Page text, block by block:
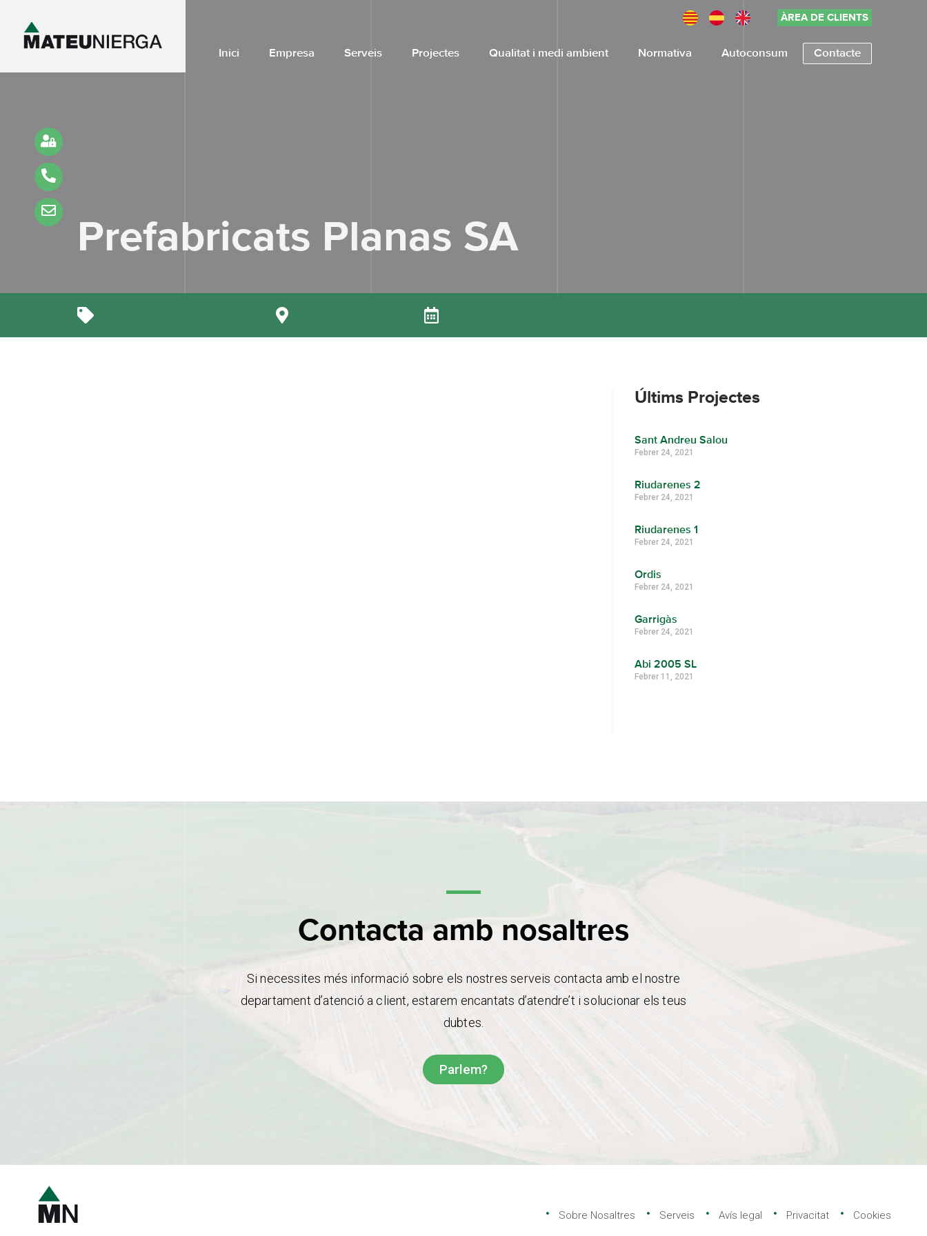
ÀREA DE CLIENTS
Inici Empresa Serveis Projectes Qualitat i medi ambient Normativa Autoconsum Contacte
Prefabricats Planas SA
Últims Projectes
Sant Andreu Salou
Febrer 24, 2021
Riudarenes 2
Febrer 24, 2021
Riudarenes 1
Febrer 24, 2021
Ordis
Febrer 24, 2021
Garrigàs
Febrer 24, 2021
Abi 2005 SL
Febrer 11, 2021
Contacta amb nosaltres
Si necessites més informació sobre els nostres serveis contacta amb el nostre
departament d’atenció a client, estarem encantats d’atendre’t i solucionar els teus
dubtes.
Parlem?
Sobre Nosaltres Serveis Avís legal Privacitat Cookies